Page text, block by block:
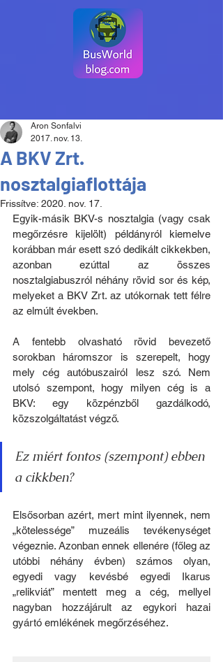
A BKV Zrt.
nosztalgiaflottája
Aron Sonfalvi
2017. nov. 13.
Frissítve: 2020. nov. 17.
Egyik-másik BKV-s nosztalgia (vagy csak
megőrzésre kijelölt) példányról kiemelve
korábban már esett szó dedikált cikkekben,
azonban ezúttal az összes
nosztalgiabuszról néhány rövid sor és kép,
melyeket a BKV Zrt. az utókornak tett félre
az elmúlt években.
A fentebb olvasható rövid bevezető
sorokban háromszor is szerepelt, hogy
mely cég autóbuszairól lesz szó. Nem
utolsó szempont, hogy milyen cég is a
BKV: egy közpénzből gazdálkodó,
közszolgáltatást végző.
Ez miért fontos (szempont) ebben
a cikkben?
Elsősorban azért, mert mint ilyennek, nem
„kötelessége” muzeális tevékenységet
végeznie. Azonban ennek ellenére (főleg az
utóbbi néhány évben) számos olyan,
egyedi vagy kevésbé egyedi Ikarus
„relikviát” mentett meg a cég, mellyel
nagyban hozzájárult az egykori hazai
gyártó emlékének megőrzéséhez.